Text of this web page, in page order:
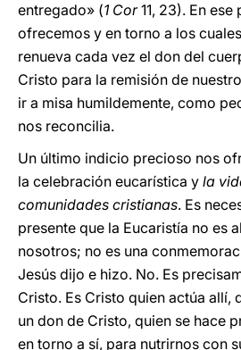
entregado» (1 Cor11, 23). En
ofrecemos y en torno a los
renueva cada vez el don del
Cristo para la remisión de
ir a misa humildemente, como
nos reconcilia.
Un último indicio precioso nos
la celebración eucarística y la
comunidades cristianas. Es
presente que la Eucaristía no es
nosotros; no es una
Jesús dijo e hizo. No. Es
Cristo. Es Cristo quien actúa allí,
un don de Cristo, quien se hace
en torno a sí, para nutrirnos con